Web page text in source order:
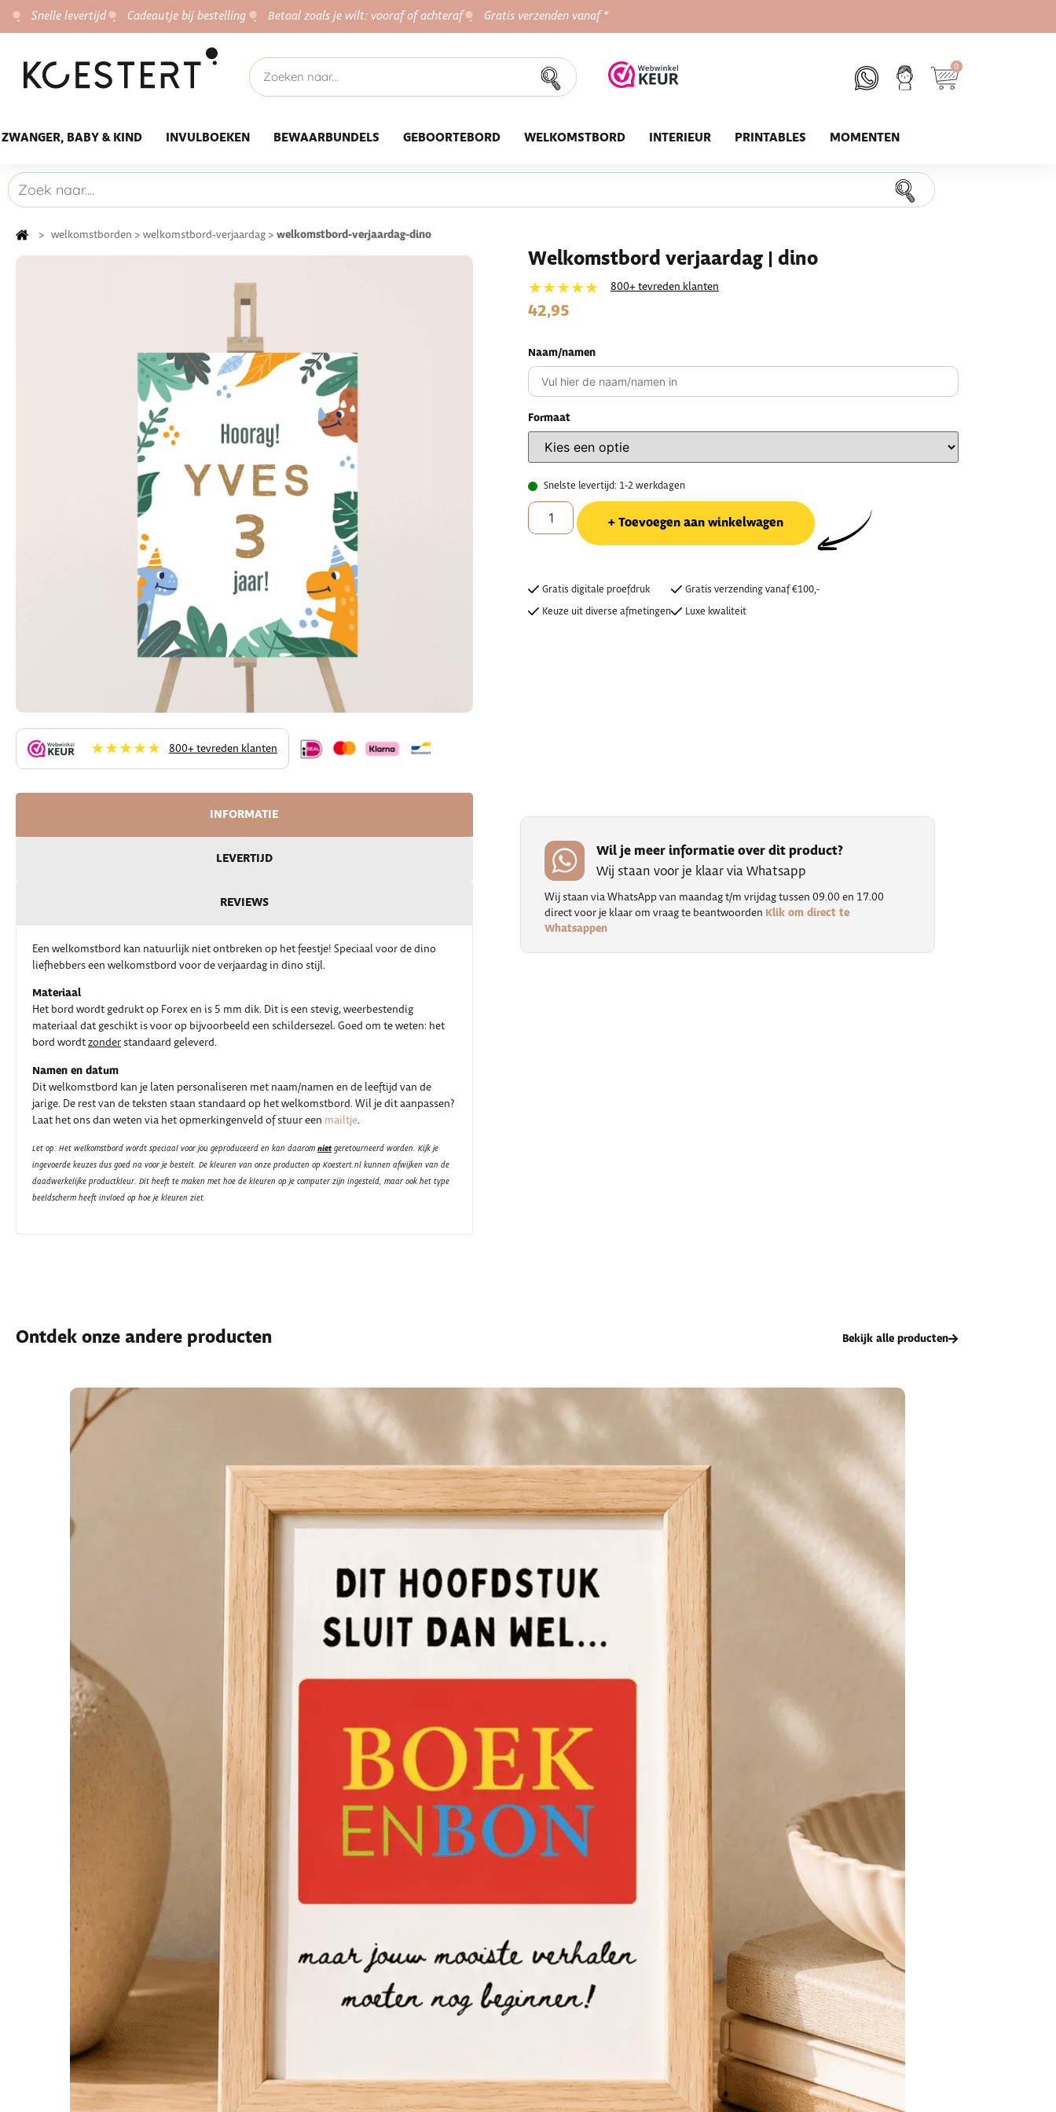
Snelle levertijd Cadeautje bij bestelling Betaal zoals je wilt: vooraf of achteraf Gratis verzenden vanaf *
0
ZWANGER, BABY & KIND INVULBOEKEN BEWAARBUNDELS GEBOORTEBORD WELKOMSTBORD INTERIEUR PRINTABLES MOMENTEN
> welkomstborden > welkomstbord-verjaardag > welkomstbord-verjaardag-dino
★★★★★ 800+ tevreden klanten
Welkomstbord verjaardag | dino
★★★★★ 800+ tevreden klanten
42,95
Naam/namen
Formaat
Snelste levertijd: 1-2 werkdagen
Toevoegen aan winkelwagen
Gratis digitale proefdruk
Keuze uit diverse afmetingen
Gratis verzending vanaf €100,-
Luxe kwaliteit
INFORMATIE
LEVERTIJD
REVIEWS
Een welkomstbord kan natuurlijk niet ontbreken op het feestje! Speciaal voor de dino
liefhebbers een welkomstbord voor de verjaardag in dino stijl.
Materiaal
Het bord wordt gedrukt op Forex en is 5 mm dik. Dit is een stevig, weerbestendig
materiaal dat geschikt is voor op bijvoorbeeld een schildersezel. Goed om te weten: het
bord wordtzonderstandaard geleverd.
Namen en datum
Dit welkomstbord kan je laten personaliseren met naam/namen en de leeftijd van de
jarige. De rest van de teksten staan standaard op het welkomstbord. Wil je dit aanpassen?
Laat het ons dan weten via het opmerkingenveld of stuur een mailtje.
Let op: Het welkomstbord wordt speciaal voor jou geproduceerd en kan daarom nietgeretourneerd worden. Kijk je
ingevoerde keuzes dus goed na voor je bestelt. De kleuren van onze producten op Koestert.nl kunnen afwijken van de
daadwerkelijke productkleur. Dit heeft te maken met hoe de kleuren op je computer zijn ingesteld, maar ook het type
beeldscherm heeft invloed op hoe je kleuren ziet.
Wil je meer informatie over dit product?
Wij staan voor je klaar via Whatsapp
Wij staan via WhatsApp van maandag t/m vrijdag tussen 09.00 en 17.00
direct voor je klaar om vraag te beantwoorden Klik om direct te
Whatsappen
Ontdek onze andere producten Bekijk alle producten